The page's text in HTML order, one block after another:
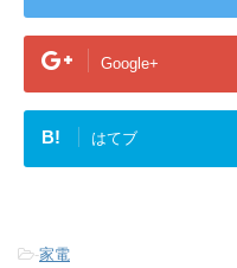
Google+
B! はてブ
-家電